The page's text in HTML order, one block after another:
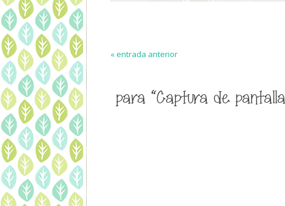
« entrada anterior
para “Captura de